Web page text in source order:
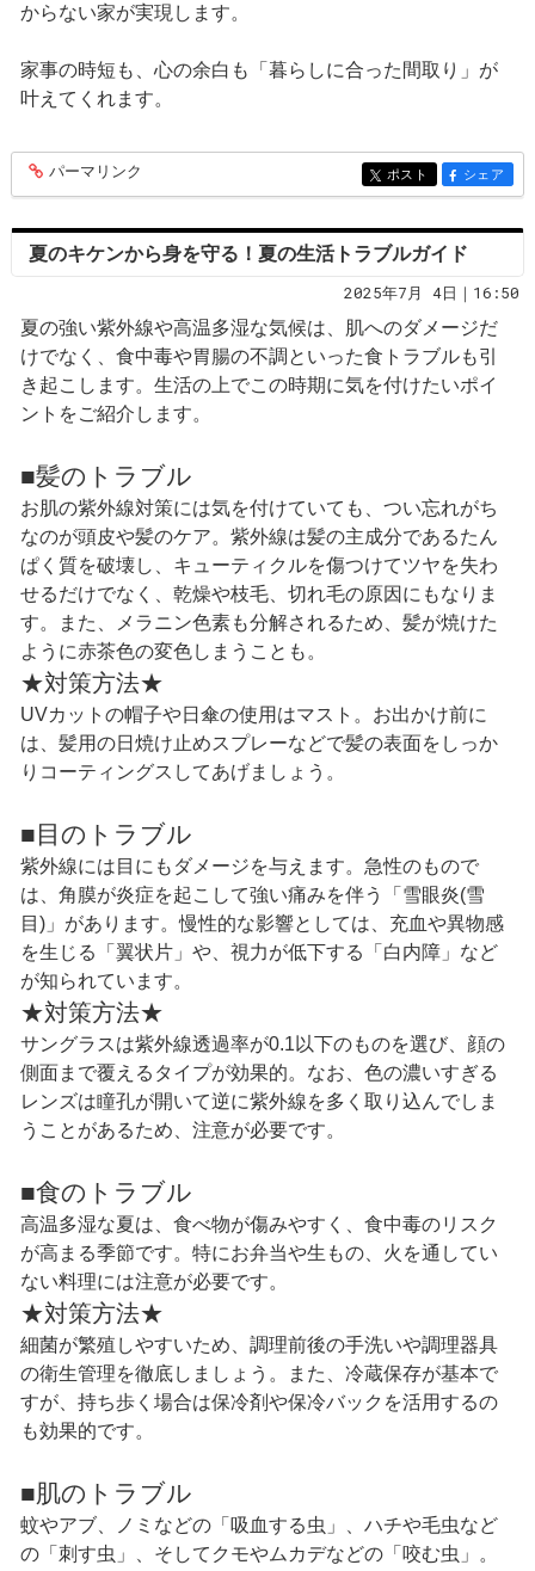
からない家が実現します。
家事の時短も、心の余白も「暮らしに合った間取り」が
叶えてくれます。
entry370
パーマリンク entry370
ポスト entry370
シェア
夏のキケンから身を守る！夏の生活トラブルガイド
2025年7月 4日｜16:50
夏の強い紫外線や高温多湿な気候は、肌へのダメージだ
けでなく、食中毒や胃腸の不調といった食トラブルも引
き起こします。生活の上でこの時期に気を付けたいポイ
ントをご紹介します。
■髪のトラブル
お肌の紫外線対策には気を付けていても、つい忘れがち
なのが頭皮や髪のケア。紫外線は髪の主成分であるたん
ぱく質を破壊し、キューティクルを傷つけてツヤを失わ
せるだけでなく、乾燥や枝毛、切れ毛の原因にもなりま
す。また、メラニン色素も分解されるため、髪が焼けた
ように赤茶色の変色しまうことも。
★対策方法★
UVカットの帽子や日傘の使用はマスト。お出かけ前に
は、髪用の日焼け止めスプレーなどで髪の表面をしっか
りコーティングスしてあげましょう。
■目のトラブル
紫外線には目にもダメージを与えます。急性のもので
は、角膜が炎症を起こして強い痛みを伴う「雪眼炎(雪
目)」があります。慢性的な影響としては、充血や異物感
を生じる「翼状片」や、視力が低下する「白内障」など
が知られています。
★対策方法★
サングラスは紫外線透過率が0.1以下のものを選び、顔の
側面まで覆えるタイプが効果的。なお、色の濃いすぎる
レンズは瞳孔が開いて逆に紫外線を多く取り込んでしま
うことがあるため、注意が必要です。
■食のトラブル
高温多湿な夏は、食べ物が傷みやすく、食中毒のリスク
が高まる季節です。特にお弁当や生もの、火を通してい
ない料理には注意が必要です。
★対策方法★
細菌が繁殖しやすいため、調理前後の手洗いや調理器具
の衛生管理を徹底しましょう。また、冷蔵保存が基本で
すが、持ち歩く場合は保冷剤や保冷バックを活用するの
も効果的です。
■肌のトラブル
蚊やアブ、ノミなどの「吸血する虫」、ハチや毛虫など
の「刺す虫」、そしてクモやムカデなどの「咬む虫」。